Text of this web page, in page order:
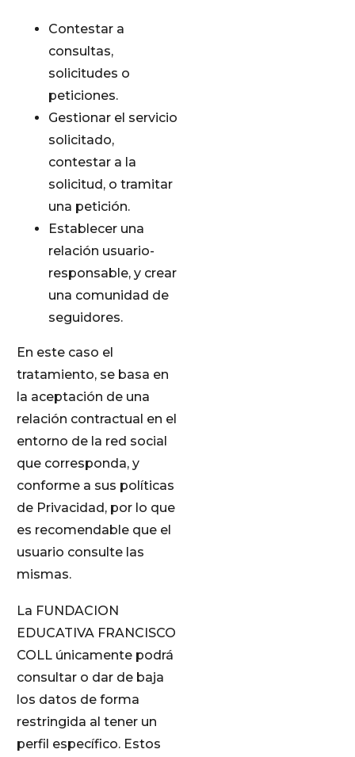
Contestar a
consultas,
solicitudes o
peticiones.
Gestionar el servicio
solicitado,
contestar a la
solicitud, o tramitar
una petición.
Establecer una
relación usuario-
responsable, y crear
una comunidad de
seguidores.
En este caso el
tratamiento, se basa en
la aceptación de una
relación contractual en el
entorno de la red social
que corresponda, y
conforme a sus políticas
de Privacidad, por lo que
es recomendable que el
usuario consulte las
mismas.
La FUNDACION
EDUCATIVA FRANCISCO
COLL únicamente podrá
consultar o dar de baja
los datos de forma
restringida al tener un
perfil específico. Estos